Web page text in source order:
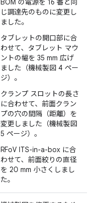
BOM の電源を 16 番と同
じ調達先のものに変更し
ました。
タブレットの開口部に合
わせて、タブレット マウ
ントの幅を 35 mm 広げ
ました（機械製図 4 ペー
ジ）。
クランプ スロットの長さ
に合わせて、前面クラン
プの穴の間隔（距離）を
変更しました（機械製図
5 ページ）。
RFoV ITS-in-a-box に合
わせて、前面絞りの直径
を 20 mm 小さくしまし
た。